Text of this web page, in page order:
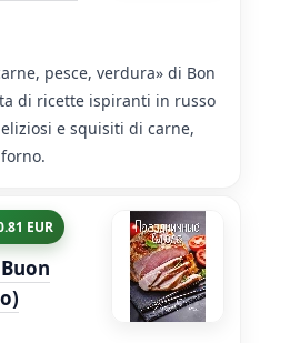
pesce, verdura» di Bon
di ricette ispiranti in russo
e squisiti di carne,
EUR